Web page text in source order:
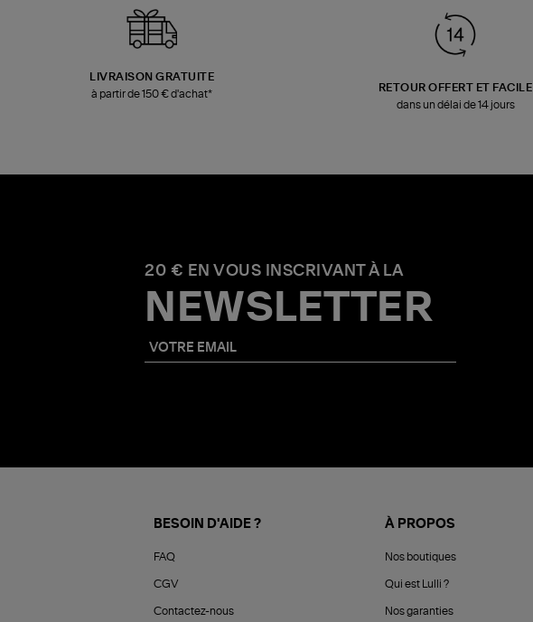
LIVRAISON GRATUITE
à partir de 150 € d'achat*
RETOUR OFFERT ET FACILE
dans un délai de 14 jours
20 € EN VOUS INSCRIVANT À LA
NEWSLETTER
BESOIN D'AIDE ?
FAQ
CGV
Contactez-nous
À PROPOS
Nos boutiques
Qui est Lulli ?
Nos garanties